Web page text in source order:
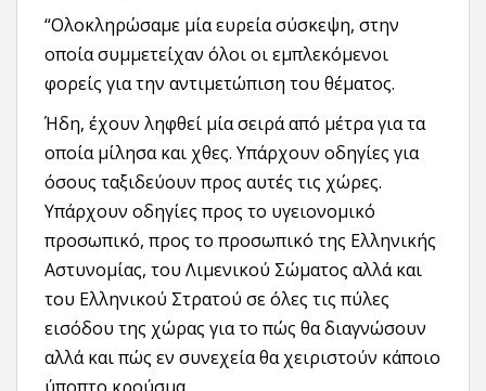
“Ολοκληρώσαμε μία ευρεία σύσκεψη, στην
οποία συμμετείχαν όλοι οι εμπλεκόμενοι
φορείς για την αντιμετώπιση του θέματος.
Ήδη, έχουν ληφθεί μία σειρά από μέτρα για τα
οποία μίλησα και χθες. Υπάρχουν οδηγίες για
όσους ταξιδεύουν προς αυτές τις χώρες.
Υπάρχουν οδηγίες προς το υγειονομικό
προσωπικό, προς το προσωπικό της Ελληνικής
Αστυνομίας, του Λιμενικού Σώματος αλλά και
του Ελληνικού Στρατού σε όλες τις πύλες
εισόδου της χώρας για το πώς θα διαγνώσουν
αλλά και πώς εν συνεχεία θα χειριστούν κάποιο